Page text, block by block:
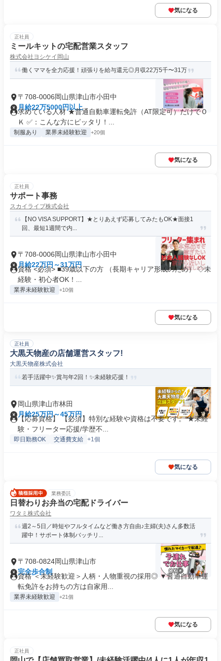
気になる
正社員
ミールキットの宅配営業スタッフ
株式会社ヨシケイ岡山
働くママを全力応援！頑張りを給与還元◎月収22万5千〜31万
〒708-0006岡山県津山市小田中
月給22万5000円以上
求めている人材 ★普通自動車運転免許（AT限定可）だけでＯ
Ｋ ✅：こんな方にピッタリ！...
制服あり 業界未経験歓迎 +20個
気になる
正社員
サポート事務
スカイライブ株式会社
【NO VISA SUPPORT】★とりあえず応募してみたもOK★面接1
回、最短1週間で内...
〒708-0006岡山県津山市小田中
月給22万円～31万円
資格 <必須> ■39歳以下の方 （長期キャリア形成のため） ◇未
経験・初心者OK！...
業界未経験歓迎 +10個
気になる
正社員
大黒天物産の店舗運営スタッフ!
大黒天物産株式会社
若手活躍中✨賞与年2回！✨未経験応援！
岡山県津山市林田
月給25万円～45万円
【応募資格】 【必須】特別な経験や資格は不要です。 ★未経
験・フリーター応援/学歴不...
即日勤務OK 交通費支給 +1個
気になる
業務委託
日替わりお弁当の宅配ドライバー
ワタミ株式会社
週2～5日／時短やフルタイムなど働き方自由♪主婦(夫)さん多数活
躍中！サポート体制バッチリ...
〒708-0824岡山県津山市
完全歩合制
資格 ＜未経験歓迎＞人柄・人物重視の採用◎ ▼普通自動車運
転免許をお持ちの方は自家用...
業界未経験歓迎 +21個
気になる
正社員